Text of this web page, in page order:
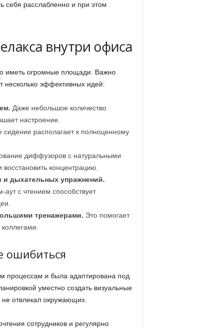
себя расслабленно и при этом
внутри офиса
иметь огромные площади. Важно
несколько эффективных идей:
Даже небольшое количество
настроение.
располагает к полноценному
диффузоров с натуральными
концентрацию.
дыхательных упражнений.
аут с чтением способствует
тренажерами. Это помогает
ошибиться
процессам и была адаптирована под
уместно создать визуальные
отвлекал окружающих.
сотрудников и регулярно